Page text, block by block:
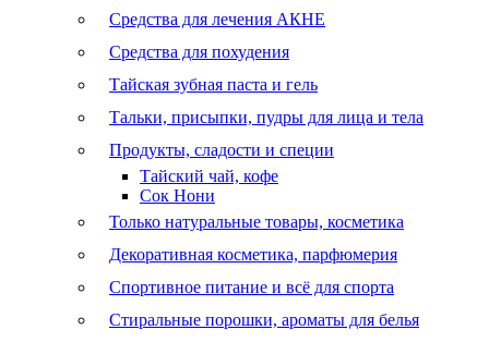
Средства для лечения АКНЕ
Средства для похудения
Тайская зубная паста и гель
Тальки, присыпки, пудры для лица и тела
Продукты, сладости и специи
Тайский чай, кофе
Сок Нони
Только натуральные товары, косметика
Декоративная косметика, парфюмерия
Спортивное питание и всё для спорта
Стиральные порошки, ароматы для белья